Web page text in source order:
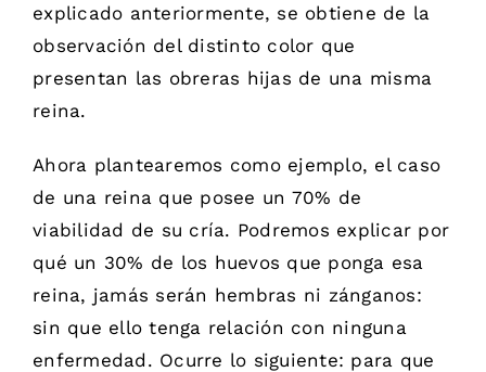
explicado anteriormente, se obtiene de la
observación del distinto color que
presentan las obreras hijas de una misma
reina.
Ahora plantearemos como ejemplo, el caso
de una reina que posee un 70% de
viabilidad de su cría. Podremos explicar por
qué un 30% de los huevos que ponga esa
reina, jamás serán hembras ni zánganos:
sin que ello tenga relación con ninguna
enfermedad. Ocurre lo siguiente: para que